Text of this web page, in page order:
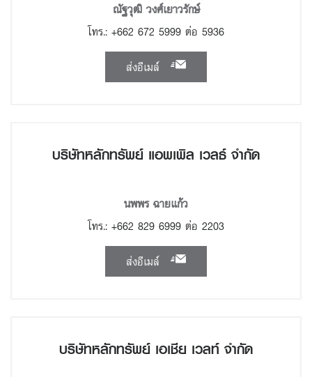
ณัฐวุฒิ วงศ์เยาวรักษ์
โทร.: +662 672 5999 ต่อ 5936
ส่งอีเมล์
บริษัทหลักทรัพย์ แอพเพิล เวลธ์ จำกัด
นพพร ฉายแก้ว
โทร.: +662 829 6999 ต่อ 2203
ส่งอีเมล์
บริษัทหลักทรัพย์ เอเชีย เวลท์ จำกัด